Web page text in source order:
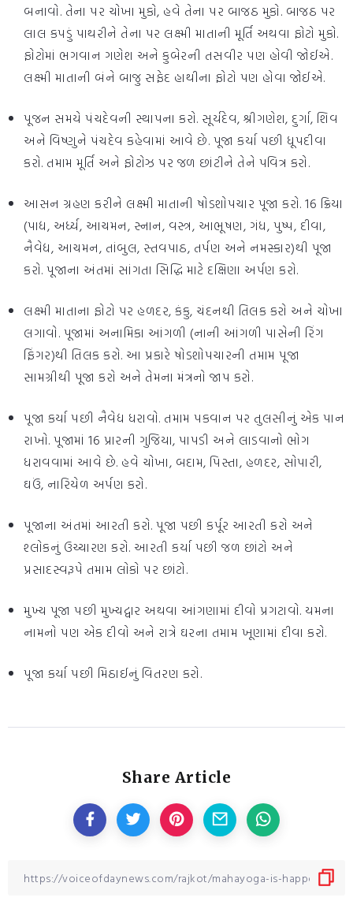
બનાવો. તેના પર ચોખા મુકો, હવે તેના પર બાજઠ મુકો. બાજઠ પર
લાલ કપડું પાથરીને તેના પર લક્ષ્મી માતાની મૂર્તિ અથવા ફોટો મુકો.
ફોટોમાં ભગવાન ગણેશ અને કુબેરની તસવીર પણ હોવી જોઈએ.
લક્ષ્મી માતાની બંને બાજુ સફેદ હાથીના ફોટો પણ હોવા જોઈએ.
પૂજન સમયે પંચદેવની સ્થાપના કરો. સૂર્યદેવ, શ્રીગણેશ, દુર્ગા, શિવ
અને વિષ્ણુને પંચદેવ કહેવામાં આવે છે. પૂજા કર્યા પછી ધૂપદીવા
કરો. તમામ મૂર્તિ અને ફોટોઝ પર જળ છાંટીને તેને પવિત્ર કરો.
આસન ગ્રહણ કરીને લક્ષ્મી માતાની ષોડશોપચાર પૂજા કરો. 16 ક્રિયા
(પાદ્ય, અર્ધ્ય, આચમન, સ્નાન, વસ્ત્ર, આભૂષણ, ગંધ, પુષ્પ, દીવા,
નૈવેદ્ય, આચમન, તાંબુલ, સ્તવપાઠ, તર્પણ અને નમસ્કાર)થી પૂજા
કરો. પૂજાના અંતમાં સાંગતા સિદ્ધિ માટે દક્ષિણા અર્પણ કરો.
લક્ષ્મી માતાના ફોટો પર હળદર, કંકુ, ચંદનથી તિલક કરો અને ચોખા
લગાવો. પૂજામાં અનામિકા આંગળી (નાની આંગળી પાસેની રિંગ
ફિંગર)થી તિલક કરો. આ પ્રકારે ષોડશોપચારની તમામ પૂજા
સામગ્રીથી પૂજા કરો અને તેમના મંત્રનો જાપ કરો.
પૂજા કર્યા પછી નૈવેદ્ય ધરાવો. તમામ પકવાન પર તુલસીનું એક પાન
રાખો. પૂજામાં 16 પ્રારની ગુજિયા, પાપડી અને લાડવાનો ભોગ
ધરાવવામાં આવે છે. હવે ચોખા, બદામ, પિસ્તા, હળદર, સોપારી,
ઘઉં, નારિયેળ અર્પણ કરો.
પૂજાના અંતમાં આરતી કરો. પૂજા પછી કર્પૂર આરતી કરો અને
શ્લોકનું ઉચ્ચારણ કરો. આરતી કર્યા પછી જળ છાંટો અને
પ્રસાદસ્વરૂપે તમામ લોકો પર છાંટો.
મુખ્ય પૂજા પછી મુખ્યદ્વાર અથવા આંગણામાં દીવો પ્રગટાવો. યમના
નામનો પણ એક દીવો અને રાત્રે ઘરના તમામ ખૂણામાં દીવા કરો.
પૂજા કર્યા પછી મિઠાઈનું વિતરણ કરો.
Share Article